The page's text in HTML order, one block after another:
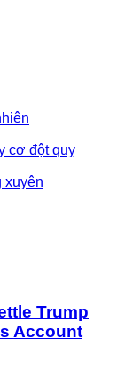
cơ đột quỵ
xuyên
Trump
Account